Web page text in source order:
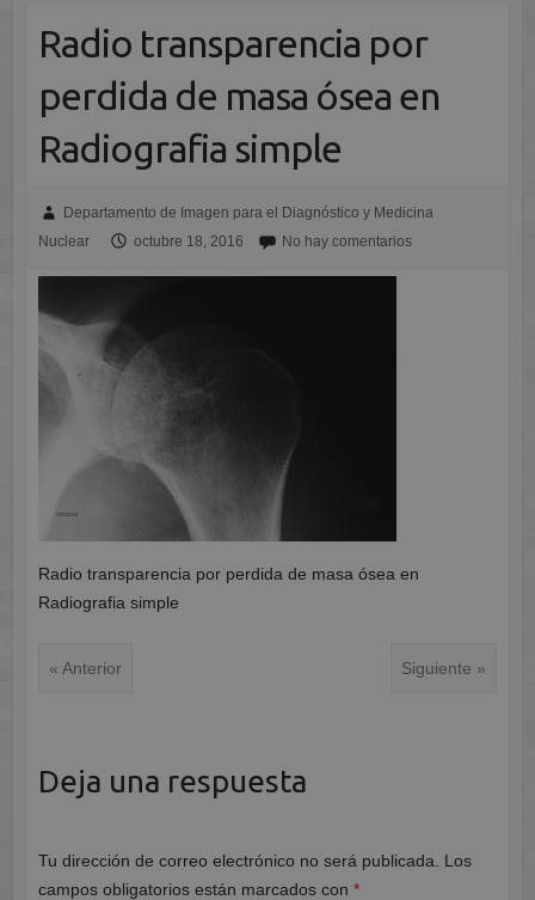
Radio transparencia por
perdida de masa ósea en
Radiografia simple
Departamento de Imagen para el Diagnóstico y Medicina
Nuclear
octubre 18, 2016 No hay comentarios
Radio transparencia por perdida de masa ósea en
Radiografia simple
« Anterior Siguiente »
Deja una respuesta
Tu dirección de correo electrónico no será publicada.
Los
campos obligatorios están marcados con *